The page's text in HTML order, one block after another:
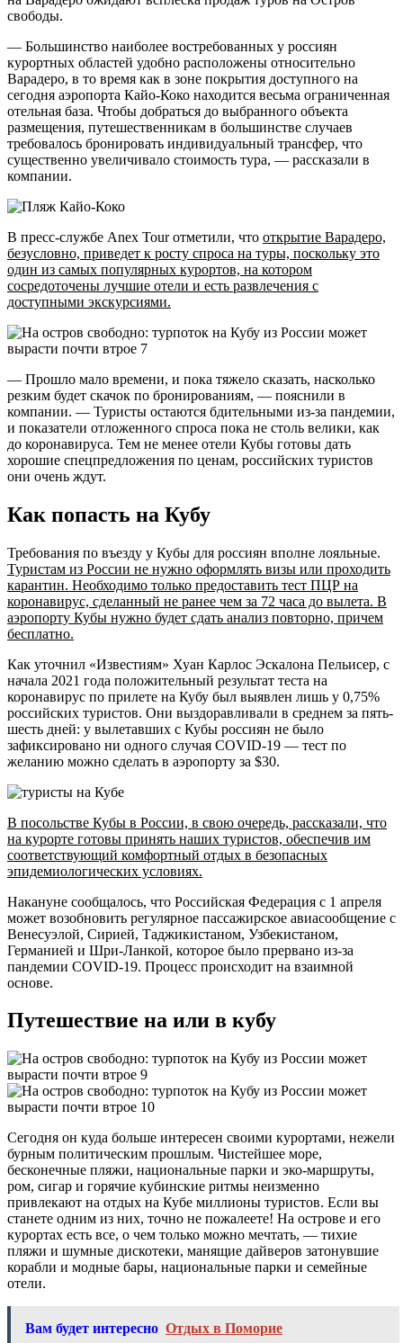
свободы.
— Большинство наиболее востребованных у россиян
курортных областей удобно расположены относительно
Варадеро, в то время как в зоне покрытия доступного на
сегодня аэропорта Кайо-Коко находится весьма ограниченная
отельная база. Чтобы добраться до выбранного объекта
размещения, путешественникам в большинстве случаев
требовалось бронировать индивидуальный трансфер, что
существенно увеличивало стоимость тура, — рассказали в
компании.
В пресс-службе Anex Tour отметили, что открытие Варадеро,
безусловно, приведет к росту спроса на туры, поскольку это
один из самых популярных курортов, на котором
сосредоточены лучшие отели и есть развлечения с
доступными экскурсиями.
— Прошло мало времени, и пока тяжело сказать, насколько
резким будет скачок по бронированиям, — пояснили в
компании. — Туристы остаются бдительными из-за пандемии,
и показатели отложенного спроса пока не столь велики, как
до коронавируса. Тем не менее отели Кубы готовы дать
хорошие спецпредложения по ценам, российских туристов
они очень ждут.
Как попасть на Кубу
Требования по въезду у Кубы для россиян вполне лояльные.
Туристам из России не нужно оформлять визы или проходить
карантин. Необходимо только предоставить тест ПЦР на
коронавирус, сделанный не ранее чем за 72 часа до вылета. В
аэропорту Кубы нужно будет сдать анализ повторно, причем
бесплатно.
Как уточнил «Известиям» Хуан Карлос Эскалона Пельисер, с
начала 2021 года положительный результат теста на
коронавирус по прилете на Кубу был выявлен лишь у 0,75%
российских туристов. Они выздоравливали в среднем за пять-
шесть дней: у вылетавших с Кубы россиян не было
зафиксировано ни одного случая COVID-19 — тест по
желанию можно сделать в аэропорту за $30.
В посольстве Кубы в России, в свою очередь, рассказали, что
на курорте готовы принять наших туристов, обеспечив им
соответствующий комфортный отдых в безопасных
эпидемиологических условиях.
Накануне сообщалось, что Российская Федерация с 1 апреля
может возобновить регулярное пассажирское авиасообщение с
Венесуэлой, Сирией, Таджикистаном, Узбекистаном,
Германией и Шри-Ланкой, которое было прервано из-за
пандемии COVID-19. Процесс происходит на взаимной
основе.
Путешествие на или в кубу
Сегодня он куда больше интересен своими курортами, нежели
бурным политическим прошлым. Чистейшее море,
бесконечные пляжи, национальные парки и эко-маршруты,
ром, сигар и горячие кубинские ритмы неизменно
привлекают на отдых на Кубе миллионы туристов. Если вы
станете одним из них, точно не пожалеете! На острове и его
курортах есть все, о чем только можно мечтать, — тихие
пляжи и шумные дискотеки, манящие дайверов затонувшие
корабли и модные бары, национальные парки и семейные
отели.
Вам будет интересно Отдых в Поморие